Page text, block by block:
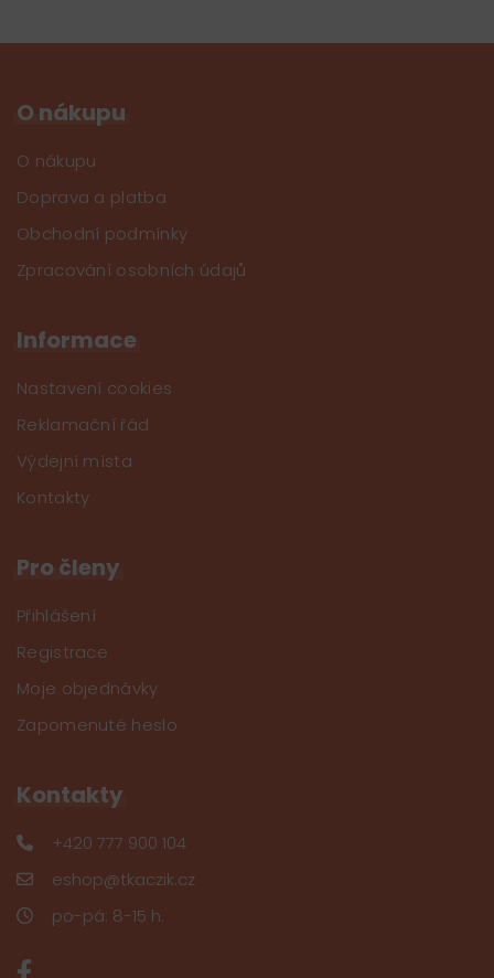
O nákupu
O nákupu
Doprava a platba
Obchodní podmínky
Zpracování osobních údajů
Informace
Nastavení cookies
Reklamační řád
Výdejní místa
Kontakty
Pro členy
Přihlášení
Registrace
Moje objednávky
Zapomenuté heslo
Kontakty
+420 777 900 104
eshop@tkaczik.cz
po-pá: 8-15 h.